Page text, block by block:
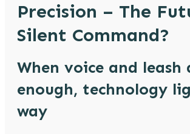
Precision – The
Silent Command?
When voice and leash
enough, technology
way